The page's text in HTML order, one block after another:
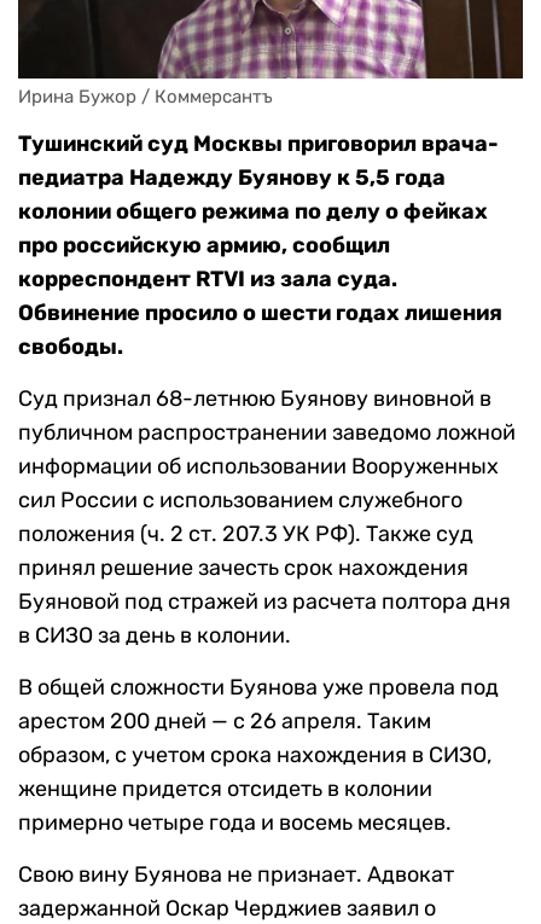
Ирина Бужор / Коммерсантъ
Тушинский суд Москвы приговорил врача-
педиатра Надежду Буянову к 5,5 года
колонии общего режима по делу о фейках
про российскую армию, сообщил
корреспондент RTVI из зала суда.
Обвинение просило о шести годах лишения
свободы.
Суд признал 68-летнюю Буянову виновной в
публичном распространении заведомо ложной
информации об использовании Вооруженных
сил России с использованием служебного
положения (ч. 2 ст. 207.3 УК РФ). Также суд
принял решение зачесть срок нахождения
Буяновой под стражей из расчета полтора дня
в СИЗО за день в колонии.
В общей сложности Буянова уже провела под
арестом 200 дней — с 26 апреля. Таким
образом, с учетом срока нахождения в СИЗО,
женщине придется отсидеть в колонии
примерно четыре года и восемь месяцев.
Свою вину Буянова не признает. Адвокат
задержанной Оскар Черджиев заявил о